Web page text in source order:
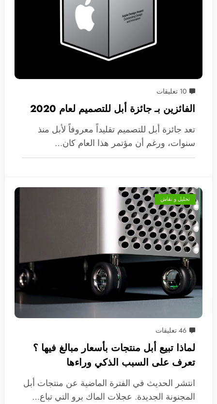
10 تعليقات
الفائزين بـ جائزة أبل للتصميم لعام 2020
تعد جائزة أبل للتصميم تقليداً معروفاً لأبل منذ
سنوات، ورغم أن مؤتمر هذا العام كان…
تحليل و نقاش
46 تعليقات
لماذا تبيع أبل منتجات بأسعار مبالغ فيها ؟
تعرف على السبب الذكي وراءها
انتشر الحديث في الفترة الماضية عن منتجات أبل
المجنونة الجديدة. عجلات الماك برو التي تباع…